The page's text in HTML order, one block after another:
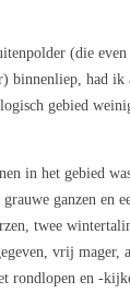
(die
binnenliep, had
gebied
in het gebied
ganzen en
twee
vrij mager,
rondlopen en -